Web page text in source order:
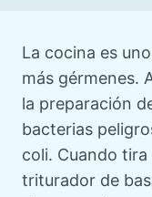
La cocina es
más gérmenes.
la preparación
bacterias
coli. Cuando
triturador de